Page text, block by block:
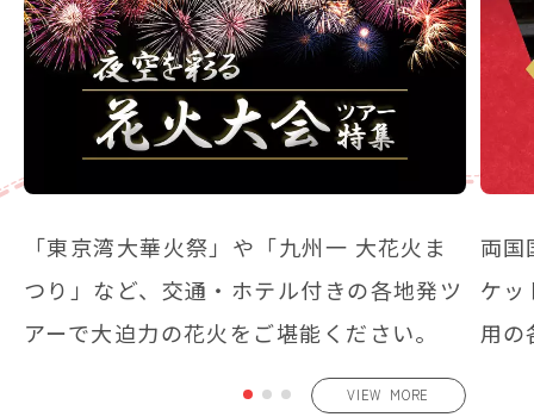
「東京湾大華火祭」や「九州一 大花火ま
つり」など、交通・ホテル付きの各地発ツ
アーで大迫力の花火をご堪能ください。
VIEW MORE
両国
ケッ
用の